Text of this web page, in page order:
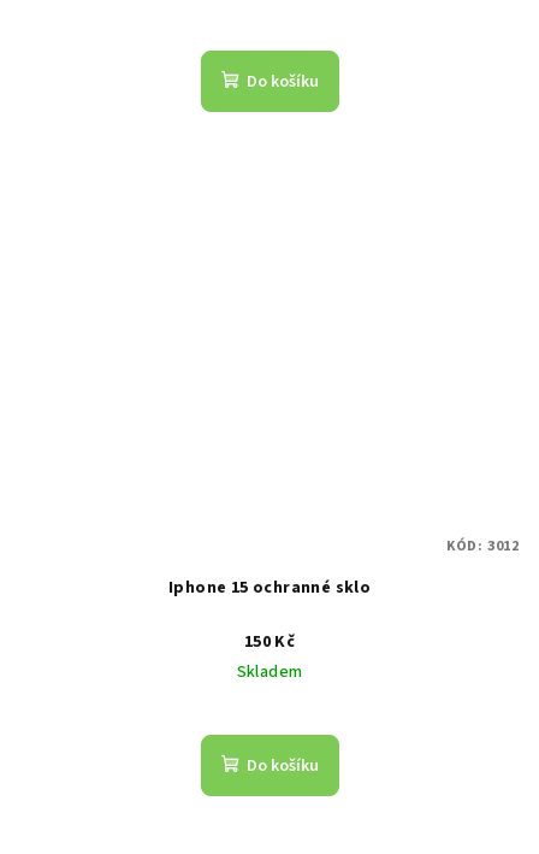
Do košíku
Iphone 15 ochranné sklo
150 Kč
Skladem
Do košíku
KÓD: 3012